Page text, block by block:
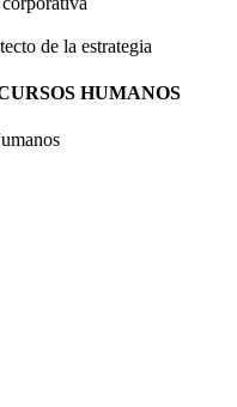
de la estrategia
HUMANOS